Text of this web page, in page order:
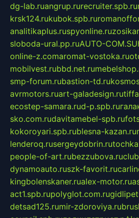
dg-lab.ruangrup.rurecruiter.spb.ru
krsk124.rukubok.spb.ru
analitikaplus.ruspyonline.ru
sloboda-ural.pp.ruAUTO-COM.SU
online-z.comaromat-vostoka.ru
mobilvest.rubbd.net.ru
smp-forum.rubastion-td.ru
avrmotors.ruart-galadesign.ru
ecostep-samara.rud-p.spb.ru
sko.com.rudavitamebel-spb.ru
kokoroyari.spb.rublesna-kazan.ru
lenderoq.rusergeydobrin.ru
people-of-art.rubezzubova.ru
dynamoauto.ruszk-favorit.ru
kingbolenskaner.rualex-motor.ru
act1.spb.rupolyglot.com.ru
detsad125.rumir-zdoroviya.ru